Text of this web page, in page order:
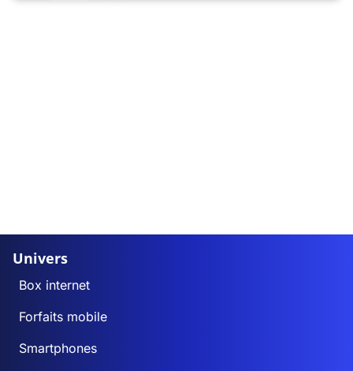
Univers
Box internet
Forfaits mobile
Smartphones